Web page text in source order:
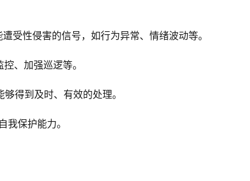
受性侵害的信号，如行为异常、情绪波动等。
、加强巡逻等。
得到及时、有效的处理。
我保护能力。